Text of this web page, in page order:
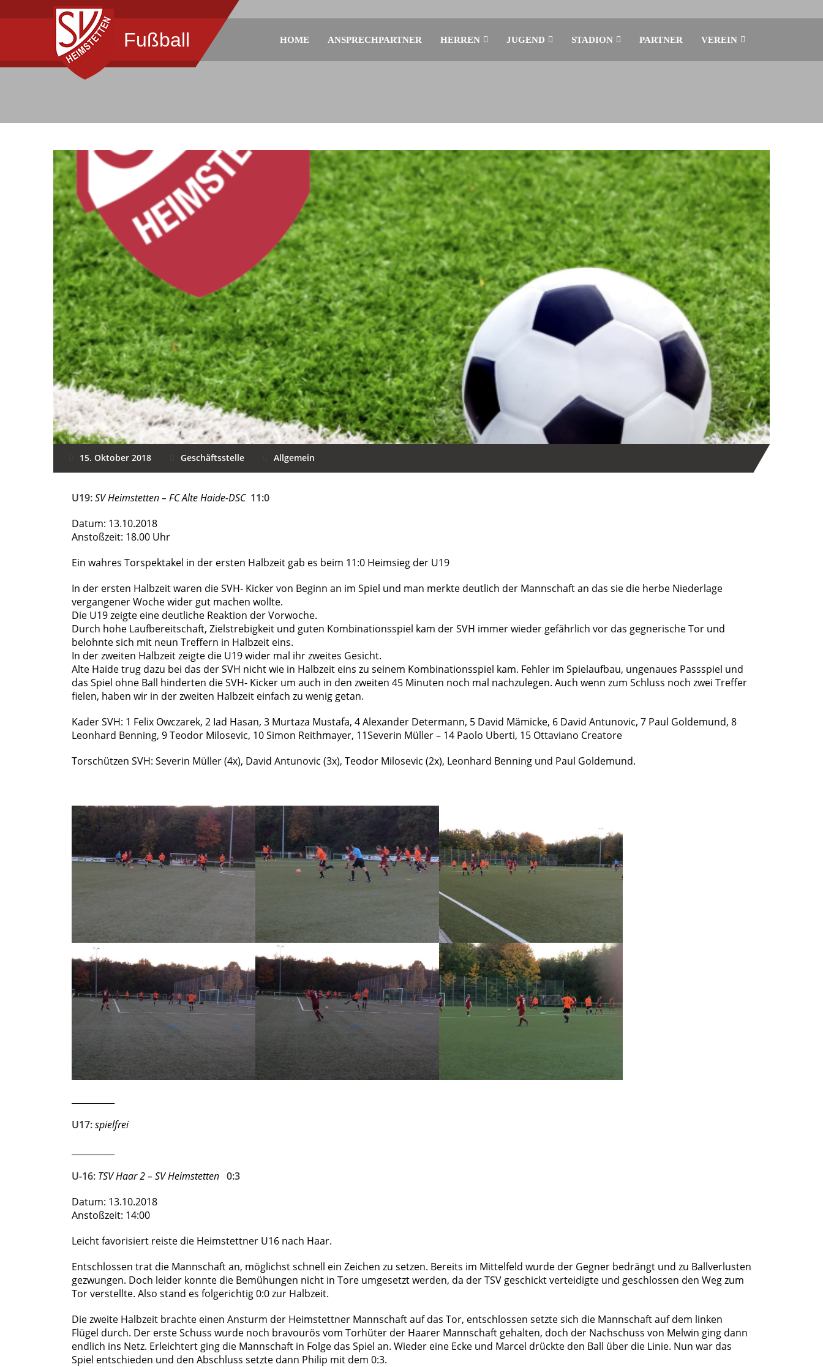
Fußball HOME ANSPRECHPARTNER HERREN JUGEND STADION PARTNER VEREIN
15. Oktober 2018 Geschäftsstelle Allgemein
U19:SV Heimstetten – FC Alte Haide-DSC 11:0
Datum: 13.10.2018
Anstoßzeit: 18.00 Uhr
Ein wahres Torspektakel in der ersten Halbzeit gab es beim 11:0 Heimsieg der U19
In der ersten Halbzeit waren die SVH- Kicker von Beginn an im Spiel und man merkte deutlich der Mannschaft an das sie die herbe Niederlage
vergangener Woche wider gut machen wollte.
Die U19 zeigte eine deutliche Reaktion der Vorwoche.
Durch hohe Laufbereitschaft, Zielstrebigkeit und guten Kombinationsspiel kam der SVH immer wieder gefährlich vor das gegnerische Tor und
belohnte sich mit neun Treffern in Halbzeit eins.
In der zweiten Halbzeit zeigte die U19 wider mal ihr zweites Gesicht.
Alte Haide trug dazu bei das der SVH nicht wie in Halbzeit eins zu seinem Kombinationsspiel kam. Fehler im Spielaufbau, ungenaues Passspiel und
das Spiel ohne Ball hinderten die SVH- Kicker um auch in den zweiten 45 Minuten noch mal nachzulegen. Auch wenn zum Schluss noch zwei Treffer
fielen, haben wir in der zweiten Halbzeit einfach zu wenig getan.
Kader SVH: 1 Felix Owczarek, 2 Iad Hasan, 3 Murtaza Mustafa, 4 Alexander Determann, 5 David Mämicke, 6 David Antunovic, 7 Paul Goldemund, 8
Leonhard Benning, 9 Teodor Milosevic, 10 Simon Reithmayer, 11Severin Müller – 14 Paolo Uberti, 15 Ottaviano Creatore
Torschützen SVH: Severin Müller (4x), David Antunovic (3x), Teodor Milosevic (2x), Leonhard Benning und Paul Goldemund.
U17:spielfrei
U-16: TSV Haar 2 – SV Heimstetten 0:3
Datum: 13.10.2018
Anstoßzeit: 14:00
Leicht favorisiert reiste die Heimstettner U16 nach Haar.
Entschlossen trat die Mannschaft an, möglichst schnell ein Zeichen zu setzen. Bereits im Mittelfeld wurde der Gegner bedrängt und zu Ballverlusten
gezwungen. Doch leider konnte die Bemühungen nicht in Tore umgesetzt werden, da der TSV geschickt verteidigte und geschlossen den Weg zum
Tor verstellte. Also stand es folgerichtig 0:0 zur Halbzeit.
Die zweite Halbzeit brachte einen Ansturm der Heimstettner Mannschaft auf das Tor, entschlossen setzte sich die Mannschaft auf dem linken
Flügel durch. Der erste Schuss wurde noch bravourös vom Torhüter der Haarer Mannschaft gehalten, doch der Nachschuss von Melwin ging dann
endlich ins Netz. Erleichtert ging die Mannschaft in Folge das Spiel an. Wieder eine Ecke und Marcel drückte den Ball über die Linie. Nun war das
Spiel entschieden und den Abschluss setzte dann Philip mit dem 0:3.